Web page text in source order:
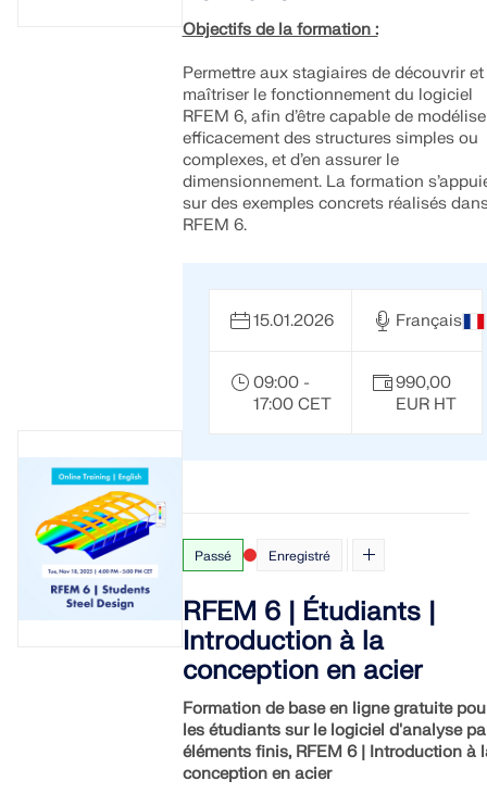
Objectifs de la formation :
Permettre aux stagiaires de découvrir et
maîtriser le fonctionnement du logiciel
RFEM 6, afin d’être capable de
efficacement des structures simples ou
complexes, et d’en assurer le
dimensionnement. La formation
sur des exemples concrets réalisés
RFEM 6.
15.01.2026 Français
09:00 -
17:00 CET
990,00
EUR HT
Passé Enregistré
RFEM 6 | Étudiants |
Introduction à la
conception en acier
Formation de base en ligne gratuite
les étudiants sur le logiciel d'analyse
éléments finis, RFEM 6 | Introduction à
conception en acier